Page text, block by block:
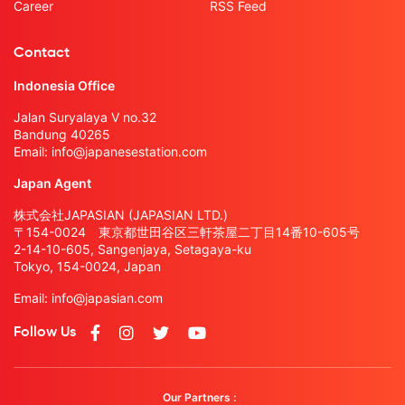
Career RSS Feed
Contact
Indonesia Office
Jalan Suryalaya V no.32
Bandung 40265
Email: info@japanesestation.com
Japan Agent
株式会社JAPASIAN (JAPASIAN LTD.)
〒154-0024 東京都世田谷区三軒茶屋二丁目14番10-605号
2-14-10-605, Sangenjaya, Setagaya-ku
Tokyo, 154-0024, Japan
Email: info@japasian.com
Follow Us
Our Partners :